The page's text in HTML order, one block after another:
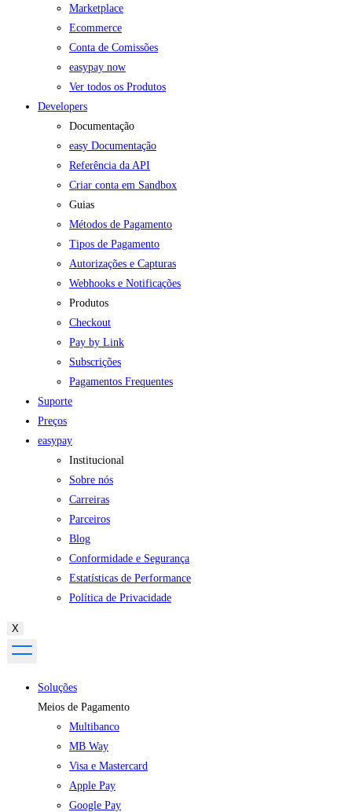
Marketplace
Ecommerce
Conta de Comissões
easypay now
Ver todos os Produtos
Developers
Documentação
easy Documentação
Referência da API
Criar conta em Sandbox
Guias
Métodos de Pagamento
Tipos de Pagamento
Autorizações e Capturas
Webhooks e Notificações
Produtos
Checkout
Pay by Link
Subscrições
Pagamentos Frequentes
Suporte
Preços
easypay
Institucional
Sobre nós
Carreiras
Parceiros
Blog
Conformidade e Segurança
Estatísticas de Performance
Política de Privacidade
X
Soluções
Meios de Pagamento
Multibanco
MB Way
Visa e Mastercard
Apple Pay
Google Pay